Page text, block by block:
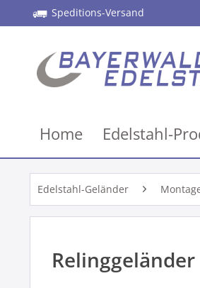
Speditions-Versand
Home Edelstahl-
Edelstahl-Geländer